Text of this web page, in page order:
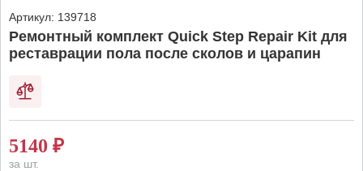
Артикул: 139718
Ремонтный комплект Quick Step Repair Kit для
реставрации пола после сколов и царапин
5140 ₽
за шт.